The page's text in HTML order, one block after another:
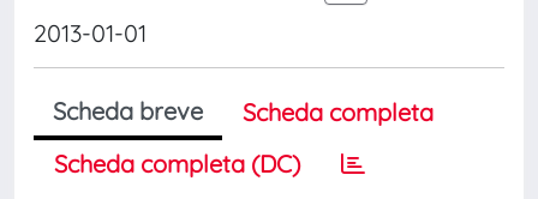
2013-01-01
Scheda breve
Scheda completa
Scheda completa (DC)